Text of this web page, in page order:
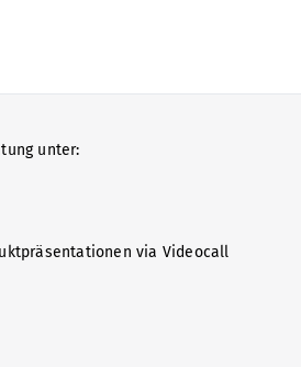
unter:
via Videocall